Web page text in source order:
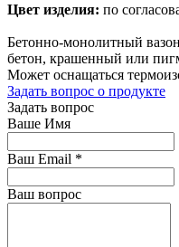
Цвет изделия: по
Бетонно-монолитный
бетон, крашенный или
Может оснащаться
Задать вопрос о продукте
Задать вопрос
Ваше Имя
Ваш Email *
Ваш вопрос